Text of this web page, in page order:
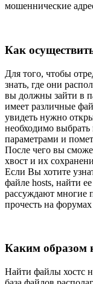
мошеннические
Как
Для того, чтобы
знать, где они
вы должны зайти в
имеет различные
увидеть нужно
необходимо
параметрами и
После чего вы
хвост и их
Если Вы хотите
файле hosts, найти
рассуждают многие
прочесть на
Каким образом
Найти файлы хостс